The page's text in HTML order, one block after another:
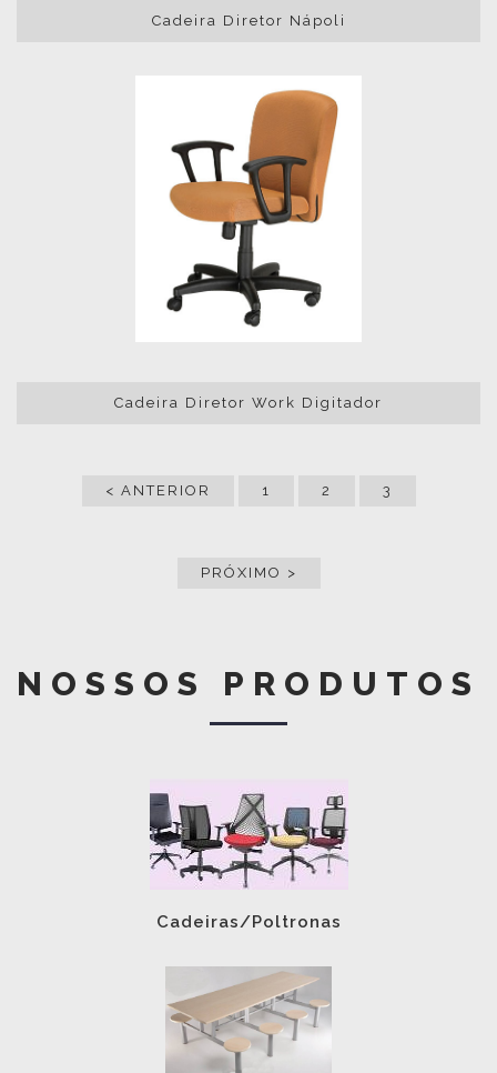
Cadeira Diretor Nápoli
Cadeira Diretor Work Digitador
< ANTERIOR 1 2 3
PRÓXIMO >
NOSSOS PRODUTOS
Cadeiras/Poltronas